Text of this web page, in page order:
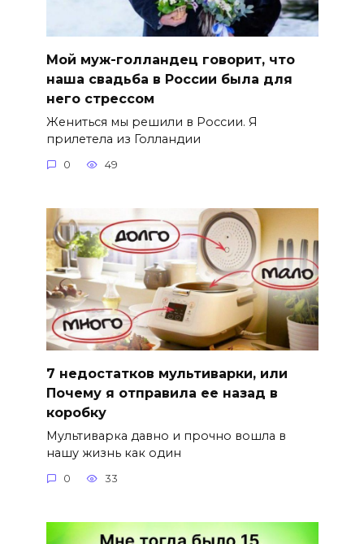
Мой муж-голландец говорит, что
наша свадьба в России была для
него стрессом
Жениться мы решили в России. Я
прилетела из Голландии
0 49
7 недостатков мультиварки, или
Почему я отправила ее назад в
коробку
Мультиварка давно и прочно вошла в
нашу жизнь как один
0 33